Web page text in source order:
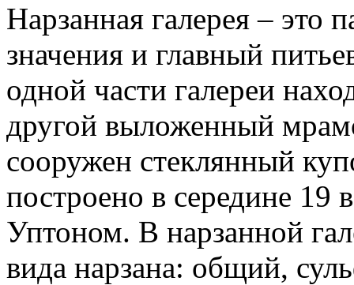
Нарзанная галерея – это
значения и главный
одной части галереи
другой выложенный
сооружен стеклянный
построено в середине 19
Уптоном. В нарзанной
вида нарзана: общий,